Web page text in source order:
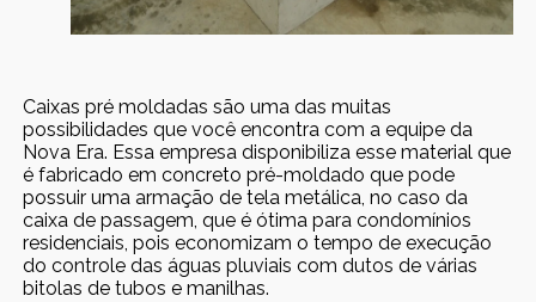
Caixas pré moldadas são uma das muitas
possibilidades que você encontra com a equipe da
Nova Era. Essa empresa disponibiliza esse material que
é fabricado em concreto pré-moldado que pode
possuir uma armação de tela metálica, no caso da
caixa de passagem, que é ótima para condomínios
residenciais, pois economizam o tempo de execução
do controle das águas pluviais com dutos de várias
bitolas de tubos e manilhas.